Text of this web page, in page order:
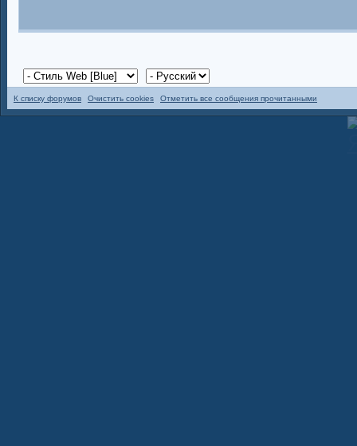
К списку форумов Очистить cookies Отметить все сообщения прочитанными